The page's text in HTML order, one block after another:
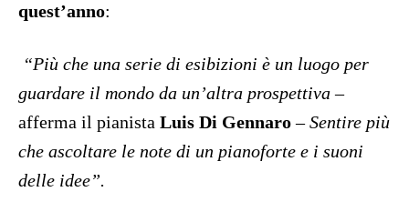
quest’anno:
“Più che una serie di esibizioni è un luogo per
guardare il mondo da un’altra prospettiva–
afferma il pianista Luis Di Gennaro–Sentire più
che ascoltare le note di un pianoforte e i suoni
delle idee”.